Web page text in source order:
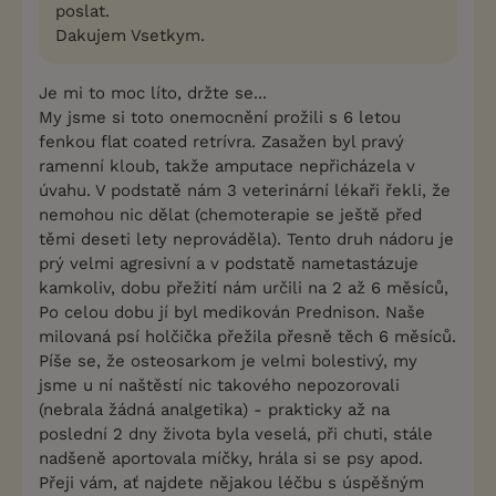
poslat.
Dakujem Vsetkym.
Je mi to moc líto, držte se...
My jsme si toto onemocnění prožili s 6 letou
fenkou flat coated retrívra. Zasažen byl pravý
ramenní kloub, takže amputace nepřicházela v
úvahu. V podstatě nám 3 veterinární lékaři řekli, že
nemohou nic dělat (chemoterapie se ještě před
těmi deseti lety neprováděla). Tento druh nádoru je
prý velmi agresivní a v podstatě nametastázuje
kamkoliv, dobu přežití nám určili na 2 až 6 měsíců,
Po celou dobu jí byl medikován Prednison. Naše
milovaná psí holčička přežila přesně těch 6 měsíců.
Píše se, že osteosarkom je velmi bolestivý, my
jsme u ní naštěstí nic takového nepozorovali
(nebrala žádná analgetika) - prakticky až na
poslední 2 dny života byla veselá, při chuti, stále
nadšeně aportovala míčky, hrála si se psy apod.
Přeji vám, ať najdete nějakou léčbu s úspěšným